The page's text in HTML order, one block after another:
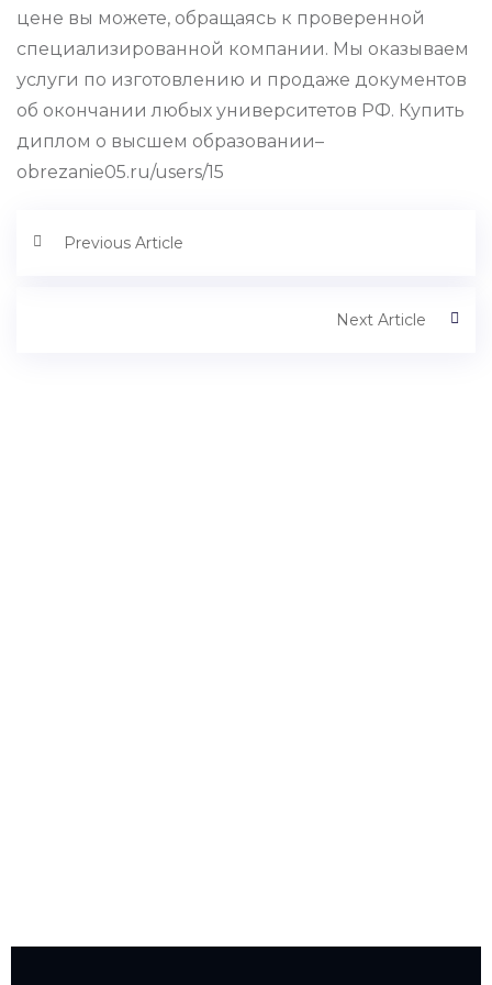
цене вы можете, обращаясь к проверенной
специализированной компании. Мы оказываем
услуги по изготовлению и продаже документов
об окончании любых университетов РФ. Купить
диплом о высшем образовании–
obrezanie05.ru/users/15
Previous Article
Next Article